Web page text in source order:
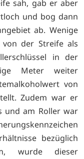
sah, gab er aber
und bog dann
ab. Wenige
der Streife als
in der
Meter weiter
von
Zudem war er
und am Roller war
bezüglich
wurde dieser